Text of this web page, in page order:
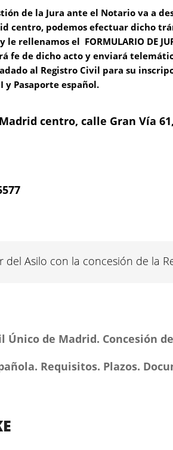
de la Jura ante el Notario va a
centro, podemos efectuar dicho
rellenamos el FORMULARIO DE
fe de dicho acto y enviará
al Registro Civil para su
Pasaporte español.
centro, calle Gran Vía
del Asilo con la concesión de la
Único de Madrid. Concesión
Requisitos. Plazos.